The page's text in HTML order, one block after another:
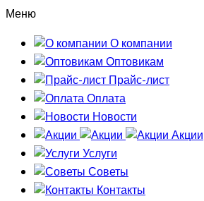
Меню
О компании
Оптовикам
Прайс-лист
Оплата
Новости
Акции
Услуги
Советы
Контакты